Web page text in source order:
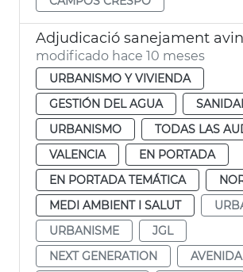
modificado hace 10 meses
URBANISMO Y VIVIENDA
GESTIÓN DEL AGUA
URBANISMO
TODAS LAS
VALENCIA
EN PORTADA
EN PORTADA TEMÁTICA
MEDI AMBIENT I SALUT
URBANISME
JGL
NEXT GENERATION
AVENIDA